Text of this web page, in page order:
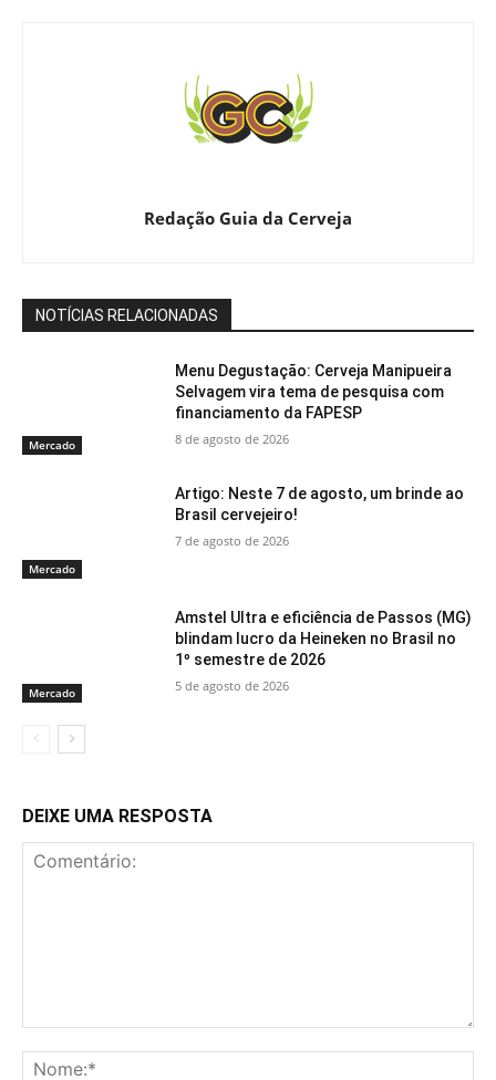
Redação Guia da Cerveja
NOTÍCIAS RELACIONADAS
Mercado
Menu Degustação: Cerveja Manipueira
Selvagem vira tema de pesquisa com
financiamento da FAPESP
8 de agosto de 2026
Mercado
Artigo: Neste 7 de agosto, um brinde ao
Brasil cervejeiro!
7 de agosto de 2026
Mercado
Amstel Ultra e eficiência de Passos (MG)
blindam lucro da Heineken no Brasil no
1º semestre de 2026
5 de agosto de 2026
DEIXE UMA RESPOSTA